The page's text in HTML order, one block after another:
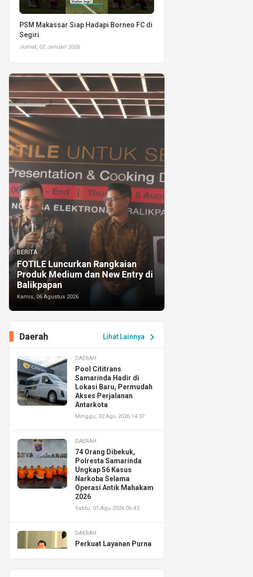
PSM Makassar Siap Hadapi Borneo FC di
Segiri
Jumat, 02 Januari 2026
BERITA
FOTILE Luncurkan Rangkaian
Produk Medium dan New Entry di
Balikpapan
Kamis, 06 Agustus 2026
Lihat Lainnya chevron_right
Daerah
DAERAH
Pool Cititrans
Samarinda Hadir di
Lokasi Baru, Permudah
Akses Perjalanan
Antarkota
Minggu, 02 Agu 2026 14:37
DAERAH
74 Orang Dibekuk,
Polresta Samarinda
Ungkap 56 Kasus
Narkoba Selama
Operasi Antik Mahakam
2026
Sabtu, 01 Agu 2026 06:43
DAERAH
Perkuat Layanan Purna
Resmikan AHASS